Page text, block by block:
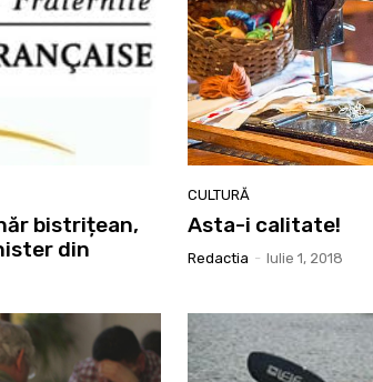
bistrițean,
din
CULTURĂ
Asta-i calitate!
Redactia - Iulie 1, 2018